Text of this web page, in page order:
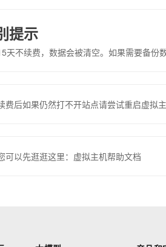
提示
天不续费，数据会被清空。如果需要备份
费后如果仍然打不开站点请尝试重启虚拟
可以先逛逛这里：虚拟主机帮助文档